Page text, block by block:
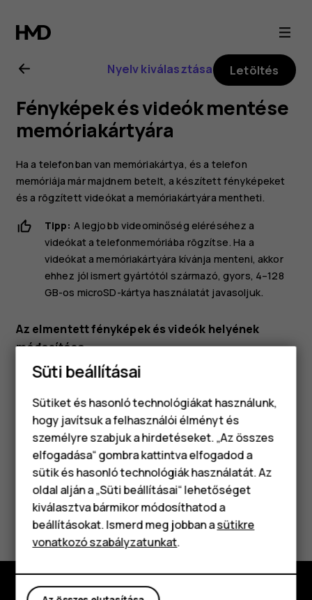
Nokia
8.1
felhasználói
kézikönyv
Okostelefonok
Klasszikus telefonok
Tartozékok
Táblagépek
Nyelv kiválasztása Letöltés
Fényképek és videók mentése
memóriakártyára
Ha a telefonban van memóriakártya, és a telefon
memóriája már majdnem betelt, a készített fényképeket
és a rögzített videókat a memóriakártyára mentheti.
Tipp: A legjobb videominőség eléréséhez a
videókat a telefonmemóriába rögzítse. Ha a
videókat a memóriakártyára kívánja menteni, akkor
ehhez jól ismert gyártótól származó, gyors, 4–128
GB-os microSD-kártya használatát javasoljuk.
Az elmentett fényképek és videók helyének
módosítása
Koppintson aKamera
Koppintson a menu>Beállítások>Tárhely
lehetőségre.
Hasznosnak találtad?
Igen Nem
Süti beállításai
Sütiket és hasonló technológiákat használunk,
hogy javítsuk a felhasználói élményt és
személyre szabjuk a hirdetéseket. „Az összes
elfogadása“ gombra kattintva elfogadod a
sütik és hasonló technológiák használatát. Az
oldal alján a „Süti beállításai“ lehetőséget
kiválasztva bármikor módosíthatod a
beállításokat. Ismerd meg jobban asütikre
vonatkozó szabályzatunkat.